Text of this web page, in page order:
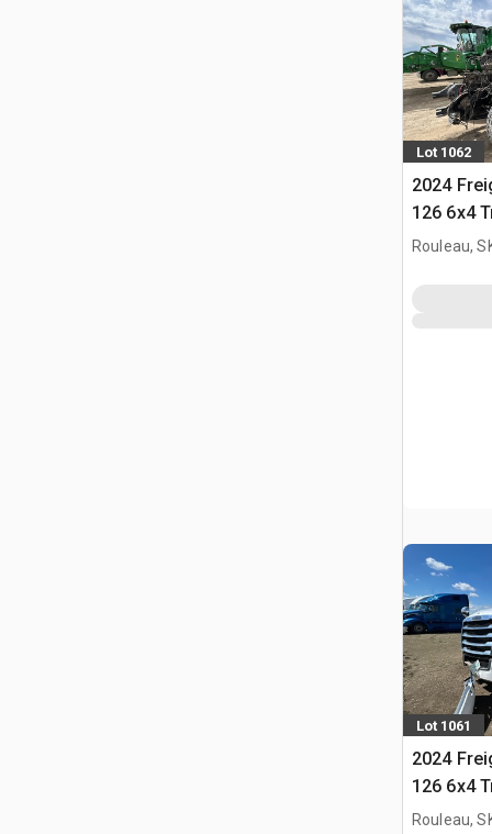
Lot 1062
2024
126 6x4
Rouleau,
Lot 1061
2024
126 6x4
Rouleau,